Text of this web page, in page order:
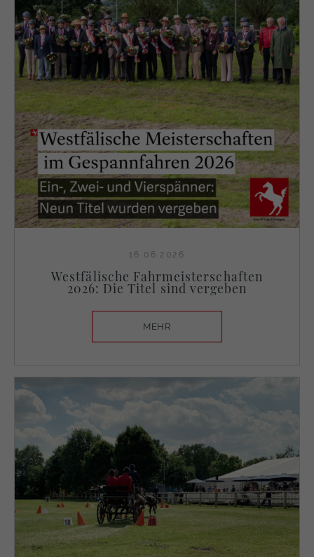
16.06.2026
Westfälische Fahrmeisterschaften
2026: Die Titel sind vergeben
MEHR